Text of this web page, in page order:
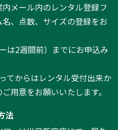
メール内のレンタル登録フ
、点数、サイズの登録をお
は2週間前）までにお申込み
てからはレンタル受付出来か
用意をお願いいたします。
法